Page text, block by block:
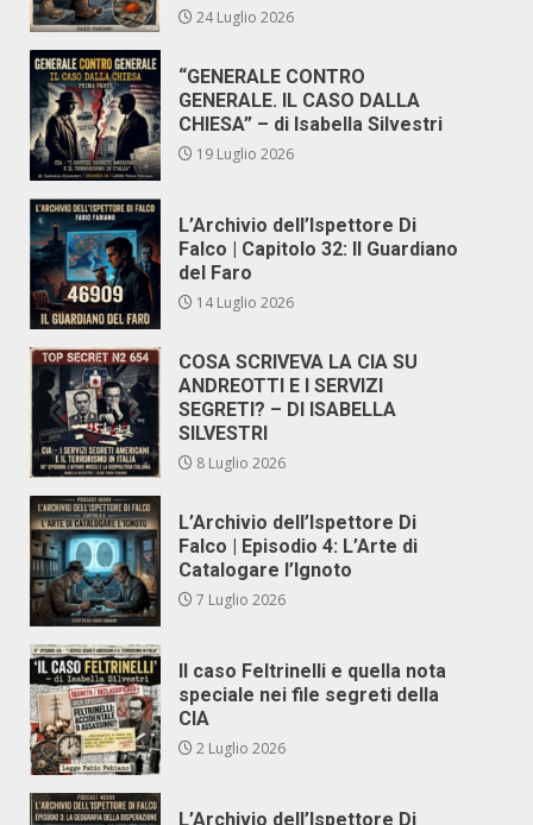
24 Luglio 2026
“GENERALE CONTRO
GENERALE. IL CASO DALLA
CHIESA” – di Isabella Silvestri
19 Luglio 2026
L’Archivio dell’Ispettore Di
Falco | Capitolo 32: Il Guardiano
del Faro
14 Luglio 2026
COSA SCRIVEVA LA CIA SU
ANDREOTTI E I SERVIZI
SEGRETI? – DI ISABELLA
SILVESTRI
8 Luglio 2026
L’Archivio dell’Ispettore Di
Falco | Episodio 4: L’Arte di
Catalogare l’Ignoto
7 Luglio 2026
Il caso Feltrinelli e quella nota
speciale nei file segreti della
CIA
2 Luglio 2026
L’Archivio dell’Ispettore Di